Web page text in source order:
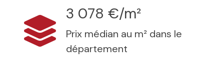
3 078 €/m²
Prix médian au m² dans le
département